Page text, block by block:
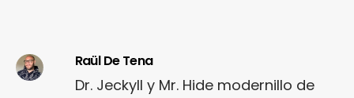
Raül De Tena
Dr. Jeckyll y Mr. Hide modernillo de